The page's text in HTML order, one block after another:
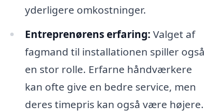
yderligere omkostninger.
Entreprenørens erfaring: Valget af
fagmand til installationen spiller også
en stor rolle. Erfarne håndværkere
kan ofte give en bedre service, men
deres timepris kan også være højere.